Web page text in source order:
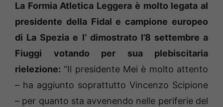
La Formia Atletica Leggera è molto legata al
presidente della Fidal e campione europeo
di La Spezia e l’ dimostrato l’8 settembre a
Fiuggi votando per sua plebiscitaria
rielezione: “Il presidente Mei è molto attento
– ha aggiunto soprattutto Vincenzo Scipione
– per quanto sta avvenendo nelle periferie del